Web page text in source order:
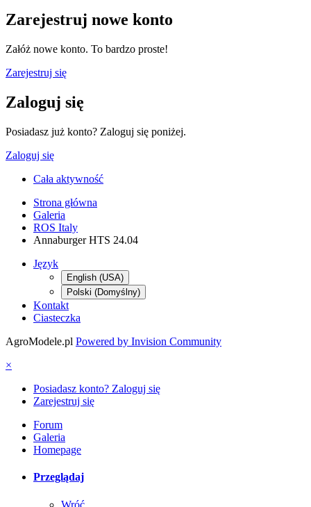
Zarejestruj nowe konto
Załóż nowe konto. To bardzo proste!
Zarejestruj się
Zaloguj się
Posiadasz już konto? Zaloguj się poniżej.
Zaloguj się
Cała aktywność
Strona główna
Galeria
ROS Italy
Annaburger HTS 24.04
Język
English (USA)
Polski (Domyślny)
Kontakt
Ciasteczka
AgroModele.pl Powered by Invision Community
×
Posiadasz konto? Zaloguj się
Zarejestruj się
Forum
Galeria
Homepage
Przeglądaj
Wróć